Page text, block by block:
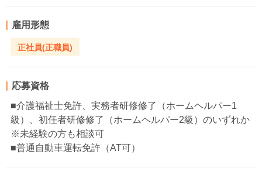
雇用形態
正社員(正職員)
応募資格
■介護福祉士免許、実務者研修修了（ホームヘルパー1
級）、初任者研修修了（ホームヘルパー2級）のいずれか
※未経験の方も相談可
■普通自動車運転免許（AT可）